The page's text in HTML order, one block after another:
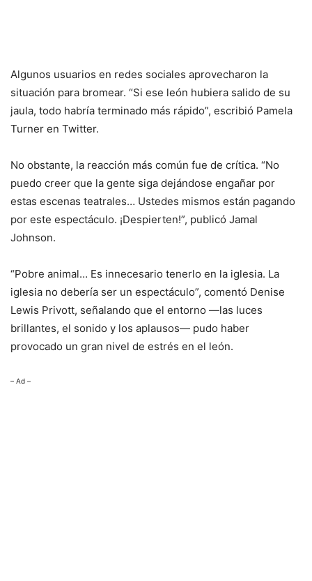
Algunos usuarios en redes sociales aprovecharon la
situación para bromear. “Si ese león hubiera salido de su
jaula, todo habría terminado más rápido”, escribió Pamela
Turner en Twitter.
No obstante, la reacción más común fue de crítica. “No
puedo creer que la gente siga dejándose engañar por
estas escenas teatrales… Ustedes mismos están pagando
por este espectáculo. ¡Despierten!”, publicó Jamal
Johnson.
“Pobre animal… Es innecesario tenerlo en la iglesia. La
iglesia no debería ser un espectáculo”, comentó Denise
Lewis Privott, señalando que el entorno —las luces
brillantes, el sonido y los aplausos— pudo haber
provocado un gran nivel de estrés en el león.
– Ad –